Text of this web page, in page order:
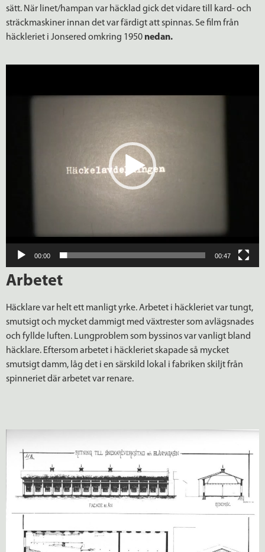
sätt. När linet/hampan var häcklad gick det vidare till kard- och
sträckmaskiner innan det var färdigt att spinnas. Se film från
häckleriet i Jonsered omkring 1950 nedan.
00:00 00:47
Arbetet
Häcklare var helt ett manligt yrke. Arbetet i häckleriet var tungt,
smutsigt och mycket dammigt med växtrester som avlägsnades
och fyllde luften. Lungproblem som byssinos var vanligt bland
häcklare. Eftersom arbetet i häckleriet skapade så mycket
smutsigt damm, låg det i en särskild lokal i fabriken skiljt från
spinneriet där arbetet var renare.